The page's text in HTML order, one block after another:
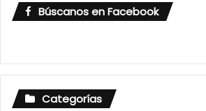
Búscanos en Facebook
Categorías